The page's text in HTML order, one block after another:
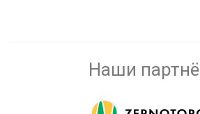
Наши